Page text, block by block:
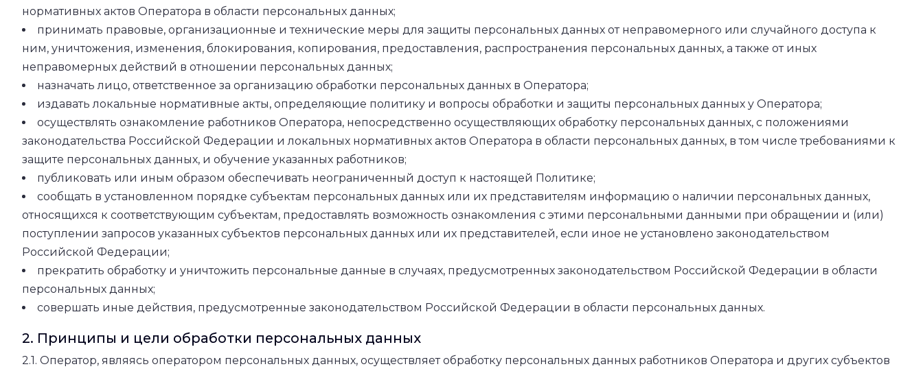
нормативных актов Оператора в области персональных данных;
принимать правовые, организационные и технические меры для защиты персональных данных от неправомерного или случайного доступа к
ним, уничтожения, изменения, блокирования, копирования, предоставления, распространения персональных данных, а также от иных
неправомерных действий в отношении персональных данных;
назначать лицо, ответственное за организацию обработки персональных данных в Оператора;
издавать локальные нормативные акты, определяющие политику и вопросы обработки и защиты персональных данных у Оператора;
осуществлять ознакомление работников Оператора, непосредственно осуществляющих обработку персональных данных, с положениями
законодательства Российской Федерации и локальных нормативных актов Оператора в области персональных данных, в том числе требованиями к
защите персональных данных, и обучение указанных работников;
публиковать или иным образом обеспечивать неограниченный доступ к настоящей Политике;
сообщать в установленном порядке субъектам персональных данных или их представителям информацию о наличии персональных данных,
относящихся к соответствующим субъектам, предоставлять возможность ознакомления с этими персональными данными при обращении и (или)
поступлении запросов указанных субъектов персональных данных или их представителей, если иное не установлено законодательством
Российской Федерации;
прекратить обработку и уничтожить персональные данные в случаях, предусмотренных законодательством Российской Федерации в области
персональных данных;
совершать иные действия, предусмотренные законодательством Российской Федерации в области персональных данных.
2. Принципы и цели обработки персональных данных
2.1. Оператор, являясь оператором персональных данных, осуществляет обработку персональных данных работников Оператора и других субъектов